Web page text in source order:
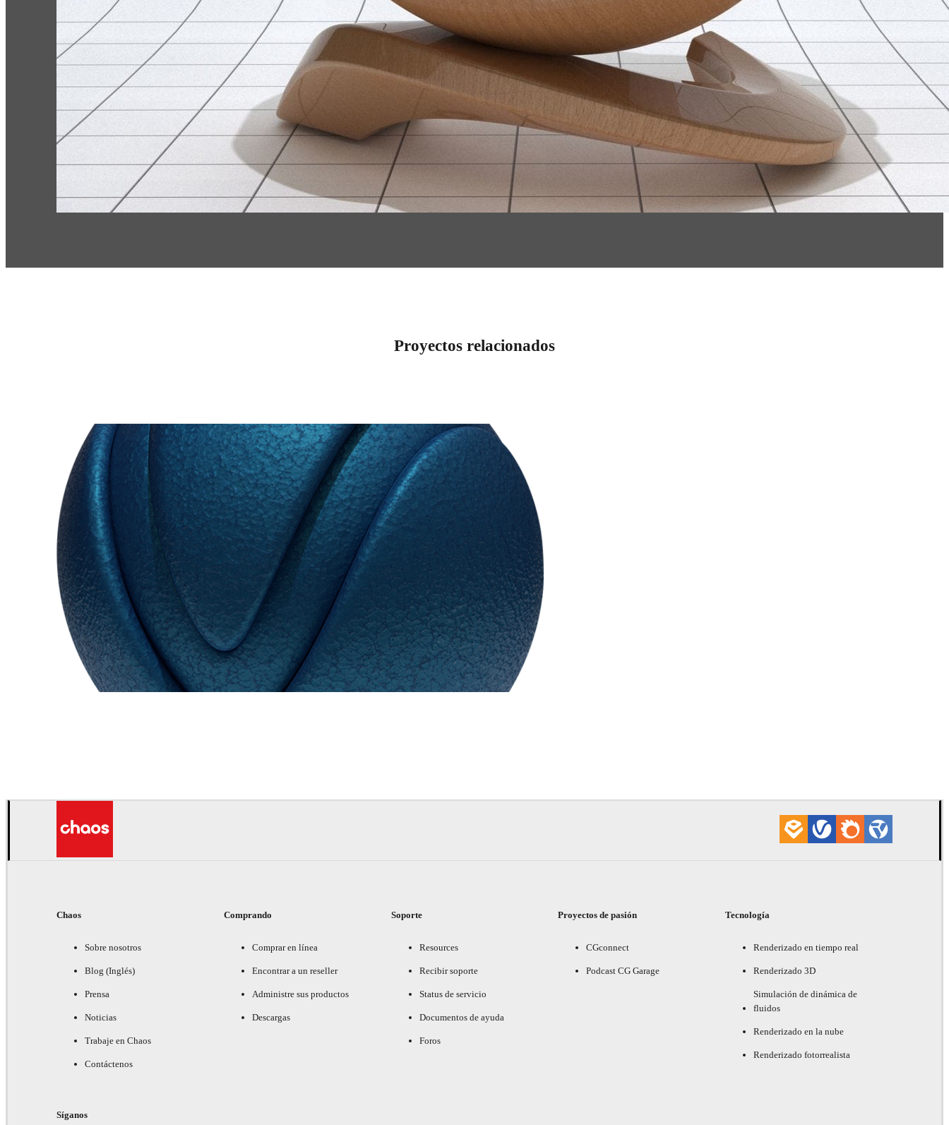
Proyectos relacionados
Chaos
Sobre nosotros
Blog (Inglés)
Prensa
Noticias
Trabaje en Chaos
Contáctenos
Comprando
Comprar en línea
Encontrar a un reseller
Administre sus productos
Descargas
Soporte
Resources
Recibir soporte
Status de servicio
Documentos de ayuda
Foros
Proyectos de pasión
CGconnect
Podcast CG Garage
Tecnología
Renderizado en tiempo real
Renderizado 3D
Simulación de dinámica de
fluidos
Renderizado en la nube
Renderizado fotorrealista
Síganos